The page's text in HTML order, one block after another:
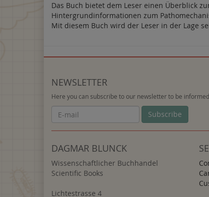
Das Buch bietet dem Leser einen Überblick
Hintergrundinformationen zum
Mit diesem Buch wird der Leser in der Lage
NEWSLETTER
Here you can subscribe to our newsletter to be
Newsletter Subscribe
DAGMAR BLUNCK
Wissenschaftlicher Buchhandel
Scientific Books
Lichtestrasse 4